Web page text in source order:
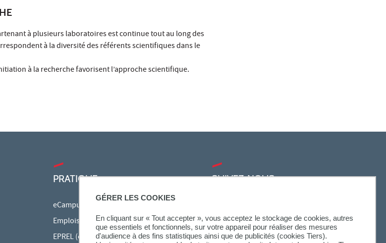
GÉRER LES COOKIES
En cliquant sur « Tout accepter », vous acceptez le stockage de cookies, autres
que essentiels et fonctionnels, sur votre appareil pour réaliser des mesures
d'audience à des fins statistiques ainsi que de publicités (cookies Tiers).
à plusieurs laboratoires est continue tout au long des
à la diversité des référents scientifiques dans le
à la recherche favorisent l’approche scientifique.
PRATIQUE
eCampus
Emplois du temps en ligne
EPREL (cours en ligne)
SUIVEZ-NOUS